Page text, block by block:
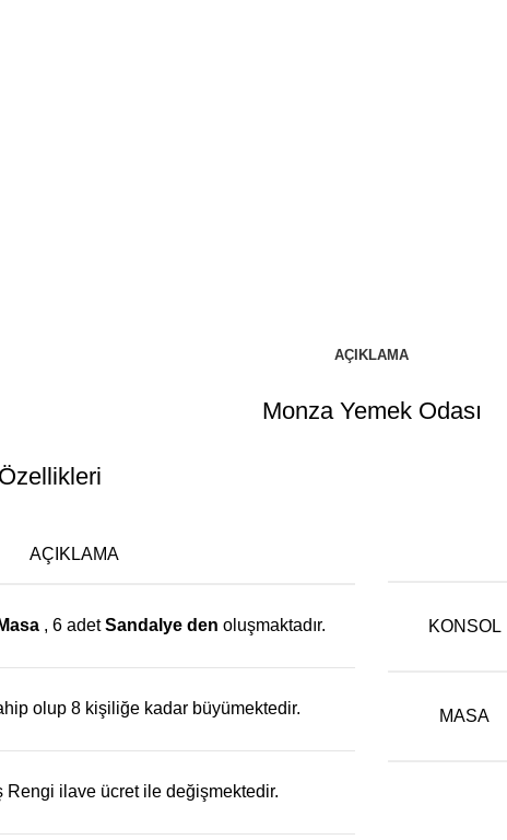
AÇIKLAMA
Monza Yemek Odası
AÇIKLAMA
Masa , 6 adetSandalye den oluşmaktadır.
olup 8 kişiliğe kadar büyümektedir.
Rengi ilave ücret ile değişmektedir.
KONSOL
MASA